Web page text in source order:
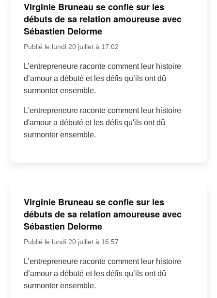
Virginie Bruneau se confie sur les
débuts de sa relation amoureuse avec
Sébastien Delorme
Publié le lundi 20 juillet à 17:02
L’entrepreneure raconte comment leur histoire
d’amour a débuté et les défis qu’ils ont dû
surmonter ensemble.
L'entrepreneure raconte comment leur histoire
d'amour a débuté et les défis qu'ils ont dû
surmonter ensemble.
Virginie Bruneau se confie sur les
débuts de sa relation amoureuse avec
Sébastien Delorme
Publié le lundi 20 juillet à 16:57
L’entrepreneure raconte comment leur histoire
d’amour a débuté et les défis qu’ils ont dû
surmonter ensemble.